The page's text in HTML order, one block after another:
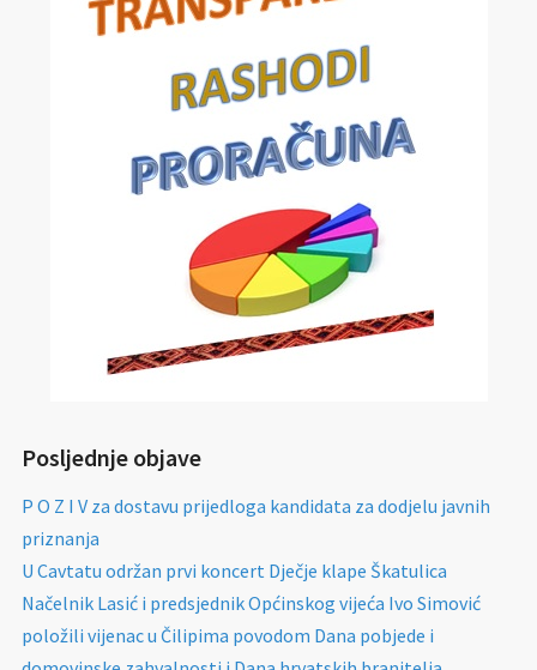
Posljednje objave
P O Z I V za dostavu prijedloga kandidata za dodjelu javnih
priznanja
U Cavtatu održan prvi koncert Dječje klape Škatulica
Načelnik Lasić i predsjednik Općinskog vijeća Ivo Simović
položili vijenac u Čilipima povodom Dana pobjede i